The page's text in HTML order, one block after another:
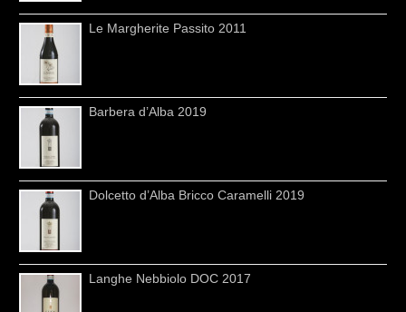
Le Margherite Passito 2011
Barbera d’Alba 2019
Dolcetto d’Alba Bricco Caramelli 2019
Langhe Nebbiolo DOC 2017